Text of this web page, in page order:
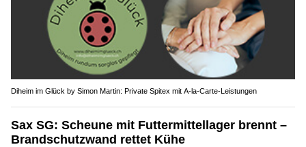
Diheim im Glück by Simon Martin: Private Spitex mit A-la-Carte-Leistungen
Sax SG: Scheune mit Futtermittellager brennt –
Brandschutzwand rettet Kühe